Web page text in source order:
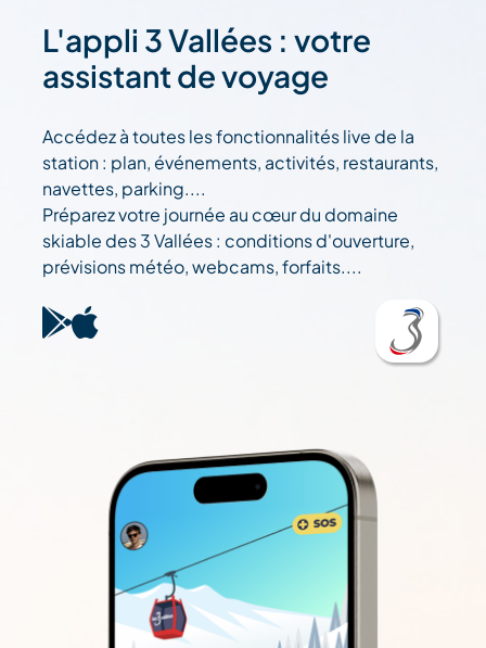
L'appli 3 Vallées : votre
assistant de voyage
Accédez à toutes les fonctionnalités live de la
station : plan, événements, activités, restaurants,
navettes, parking....
Préparez votre journée au cœur du domaine
skiable des 3 Vallées : conditions d'ouverture,
prévisions météo, webcams, forfaits....